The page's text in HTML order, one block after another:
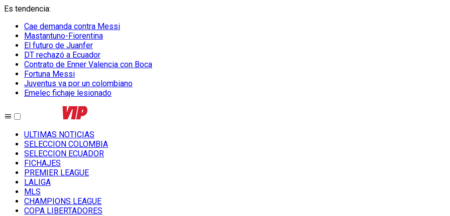
Es tendencia:
Cae demanda contra Messi
Mastantuno-Fiorentina
El futuro de Juanfer
DT rechazó a Ecuador
Contrato de Enner Valencia con Boca
Fortuna Messi
Juventus va por un colombiano
Emelec fichaje lesionado
ULTIMAS NOTICIAS
SELECCION COLOMBIA
SELECCION ECUADOR
FICHAJES
PREMIER LEAGUE
LALIGA
MLS
CHAMPIONS LEAGUE
COPA LIBERTADORES